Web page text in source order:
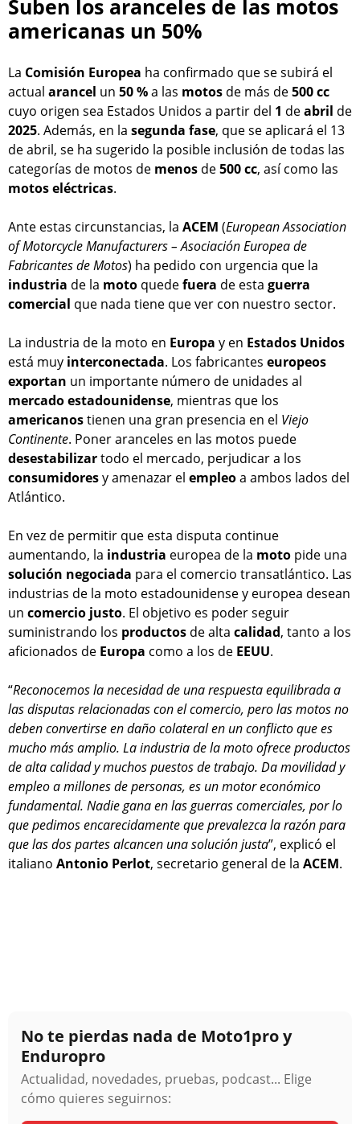
Suben los aranceles de las motos
americanas un 50%
La Comisión Europea ha confirmado que se subirá el
actual arancel un 50 %a las motos de más de500 cc
cuyo origen sea Estados Unidos a partir del 1 deabril de
2025. Además, en la segunda fase, que se aplicará el 13
de abril, se ha sugerido la posible inclusión de todas las
categorías de motos de menos de500 cc, así como las
motoseléctricas.
Ante estas circunstancias, la ACEM (European Association
of Motorcycle Manufacturers – Asociación Europea de
Fabricantes de Motos) ha pedido con urgencia que la
industria de la moto quedefuera de esta guerra
comercial que nada tiene que ver con nuestro sector.
La industria de la moto en Europa y en Estados Unidos
está muy interconectada. Los fabricantes europeos
exportan un importante número de unidades al
mercadoestadounidense, mientras que los
americanostienen una gran presencia en el Viejo
Continente. Poner aranceles en las motos puede
desestabilizartodo el mercado, perjudicar a los
consumidoresy amenazar el empleoa ambos lados del
Atlántico.
En vez de permitir que esta disputa continue
aumentando, la industria europea de la moto pide una
solución negociada para el comercio transatlántico. Las
industrias de la moto estadounidense y europea desean
un comercio justo. El objetivo es poder seguir
suministrando los productos de alta calidad, tanto a los
aficionados de Europa como a los de EEUU.
“Reconocemos la necesidad de una respuesta equilibrada a
las disputas relacionadas con el comercio, pero las motos no
deben convertirse en daño colateral en un conflicto que es
mucho más amplio. La industria de la moto ofrece productos
de alta calidad y muchos puestos de trabajo. Da movilidad y
empleo a millones de personas, es un motor económico
fundamental. Nadie gana en las guerras comerciales, por lo
que pedimos encarecidamente que prevalezca la razón para
que las dos partes alcancen una solución justa”, explicó el
italiano Antonio Perlot, secretario general de la ACEM.
No te pierdas nada de Moto1pro y
Enduropro
Actualidad, novedades, pruebas, podcast... Elige
cómo quieres seguirnos: